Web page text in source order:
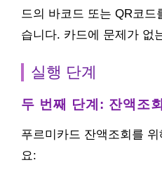
드의 바코드 또는 QR코
습니다. 카드에 문제가 없
실행 단계
두 번째 단계: 잔액조
푸르미카드 잔액조회를
요: